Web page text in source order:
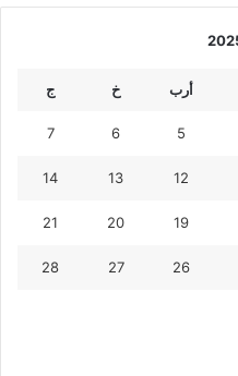
أرب خ ج
5
6
7
12
13
14
19
20
21
26
27
28